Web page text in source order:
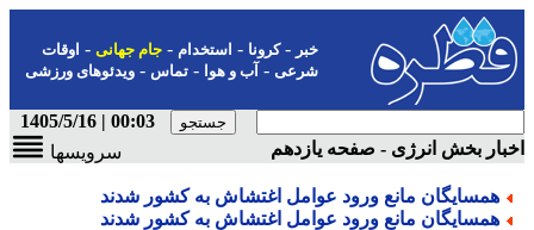
-کرونا-استخدام- جام جهانی-اوقات
شرعی-آب و هوا-تماس-ویدئوهای ورزشی
00:03 | 1405/5/16
بخش انرژی - صفحه یازدهم
سرویسها
همسایگان مانع ورود عوامل اغتشاش به کشور شدند
همسایگان مانع ورود عوامل اغتشاش به کشور شدند